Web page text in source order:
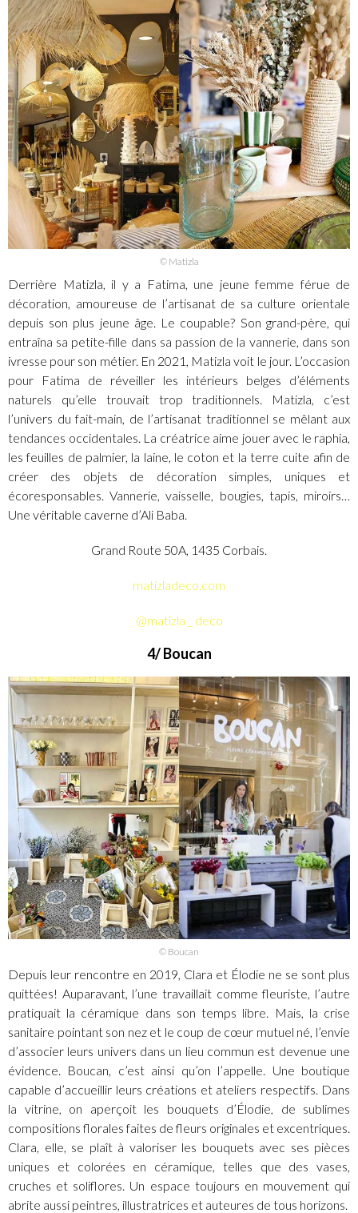
© Matizla
Derrière Matizla, il y a Fatima, une jeune femme férue de
décoration, amoureuse de l’artisanat de sa culture orientale
depuis son plus jeune âge. Le coupable? Son grand-père, qui
entraîna sa petite-fille dans sa passion de la vannerie, dans son
ivresse pour son métier. En 2021, Matizla voit le jour. L’occasion
pour Fatima de réveiller les intérieurs belges d’éléments
naturels qu’elle trouvait trop traditionnels. Matizla, c’est
l’univers du fait-main, de l’artisanat traditionnel se mêlant aux
tendances occidentales. La créatrice aime jouer avec le raphia,
les feuilles de palmier, la laine, le coton et la terre cuite afin de
créer des objets de décoration simples, uniques et
écoresponsables. Vannerie, vaisselle, bougies, tapis, miroirs…
Une véritable caverne d’Ali Baba.
Grand Route 50A, 1435 Corbais.
matizladeco.com
@matizla _ deco
4/ Boucan
© Boucan
Depuis leur rencontre en 2019, Clara et Élodie ne se sont plus
quittées! Auparavant, l’une travaillait comme fleuriste, l’autre
pratiquait la céramique dans son temps libre. Mais, la crise
sanitaire pointant son nez et le coup de cœur mutuel né, l’envie
d’associer leurs univers dans un lieu commun est devenue une
évidence. Boucan, c’est ainsi qu’on l’appelle. Une boutique
capable d’accueillir leurs créations et ateliers respectifs. Dans
la vitrine, on aperçoit les bouquets d’Élodie, de sublimes
compositions florales faites de fleurs originales et excentriques.
Clara, elle, se plaît à valoriser les bouquets avec ses pièces
uniques et colorées en céramique, telles que des vases,
cruches et soliflores. Un espace toujours en mouvement qui
abrite aussi peintres, illustratrices et auteures de tous horizons.